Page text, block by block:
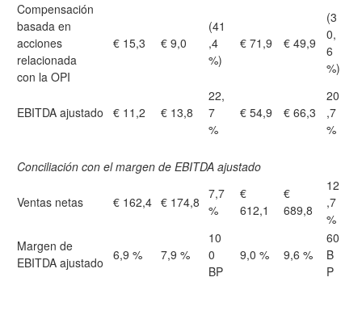
Compensación
basada en
acciones
relacionada
con la OPI
€ 15,3 € 9,0
(41
,4
%)
€ 71,9 € 49,9
(3
0,
6
%)
EBITDA ajustado € 11,2 € 13,8
22,
7
%
€ 54,9 € 66,3
20
,7
%
Conciliación con el margen de EBITDA ajustado
Ventas netas € 162,4 € 174,8
7,7
%
€
612,1
€
689,8
12
,7
%
Margen de
EBITDA ajustado
6,9 % 7,9 %
10
0
BP
9,0 % 9,6 %
60
B
P